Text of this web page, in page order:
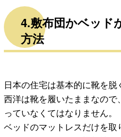
4.敷布団かベッド
方法
日本の住宅は基本的に靴を脱
西洋は靴を履いたままなの
っていなくてはなりません。
ベッドのマットレスだけを取